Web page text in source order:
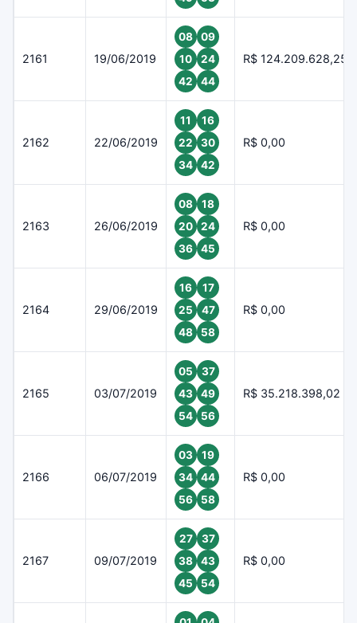
2161 19/06/2019
08
09
10
24
42
44
R$ 124.209.628,25
2162 22/06/2019
11
16
22
30
34
42
R$ 0,00
2163 26/06/2019
08
18
20
24
36
45
R$ 0,00
2164 29/06/2019
16
17
25
47
48
58
R$ 0,00
2165 03/07/2019
05
37
43
49
54
56
R$ 35.218.398,02
2166 06/07/2019
03
19
34
44
56
58
R$ 0,00
2167 09/07/2019
27
37
38
43
45
54
R$ 0,00